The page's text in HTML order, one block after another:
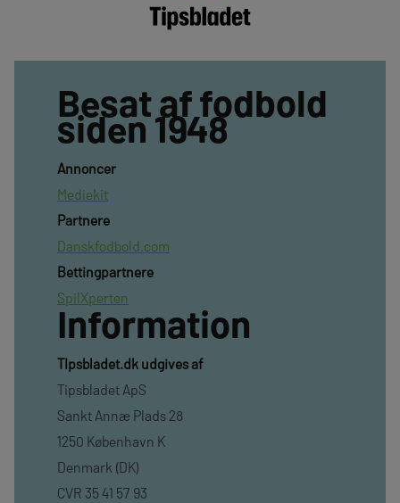
Besat af fodbold
siden 1948
Annoncer
Mediekit
Partnere
Danskfodbold.com
Bettingpartnere
SpilXperten
Information
TIpsbladet.dk udgives af
Tipsbladet ApS
Sankt Annæ Plads 28
1250 København K
Denmark (DK)
CVR 35 41 57 93